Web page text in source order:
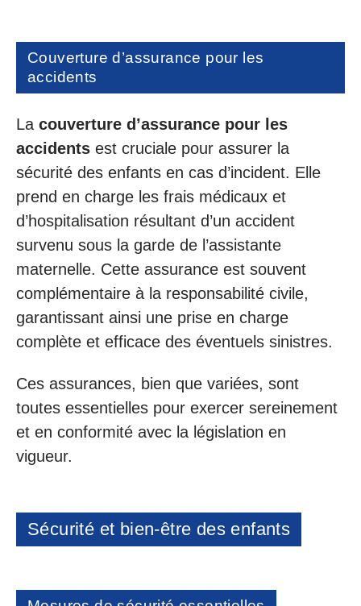
Couverture d’assurance pour les
accidents
La couverture d’assurance pour les
accidents est cruciale pour assurer la
sécurité des enfants en cas d’incident. Elle
prend en charge les frais médicaux et
d’hospitalisation résultant d’un accident
survenu sous la garde de l’assistante
maternelle. Cette assurance est souvent
complémentaire à la responsabilité civile,
garantissant ainsi une prise en charge
complète et efficace des éventuels sinistres.
Ces assurances, bien que variées, sont
toutes essentielles pour exercer sereinement
et en conformité avec la législation en
vigueur.
Sécurité et bien-être des enfants